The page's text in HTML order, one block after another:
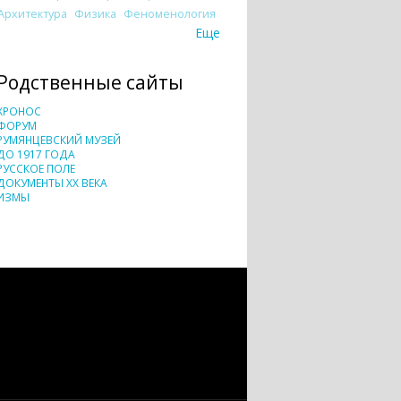
Физика Феноменология
Еще
сайты
МУЗЕЙ
1917 ГОДА
ПОЛЕ
XX ВЕКА